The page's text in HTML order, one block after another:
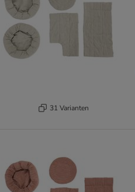
31 Varianten